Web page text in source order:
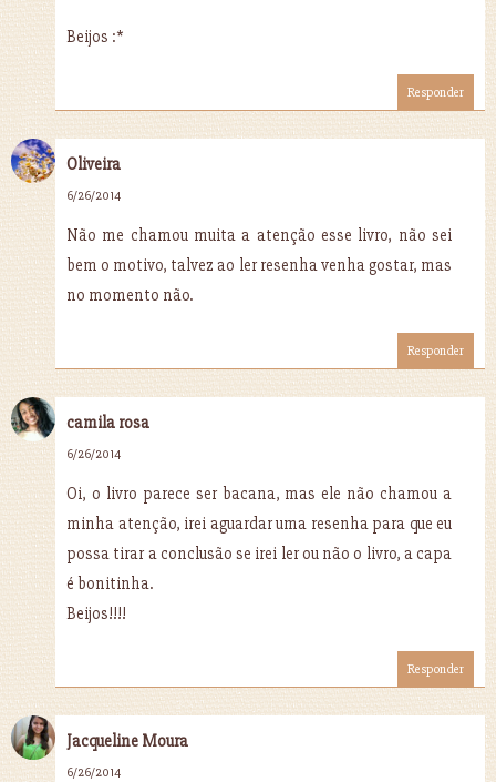
Beijos :*
Responder
Oliveira
6/26/2014
Não me chamou muita a atenção esse livro, não sei
bem o motivo, talvez ao ler resenha venha gostar, mas
no momento não.
Responder
camila rosa
6/26/2014
Oi, o livro parece ser bacana, mas ele não chamou a
minha atenção, irei aguardar uma resenha para que eu
possa tirar a conclusão se irei ler ou não o livro, a capa
é bonitinha.
Beijos!!!!
Responder
Jacqueline Moura
6/26/2014